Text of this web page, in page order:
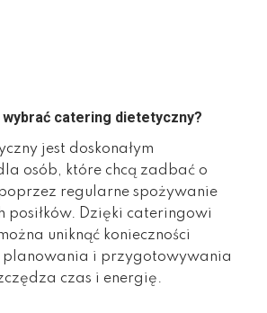
catering dietetyczny?
jest doskonałym
osób, które chcą zadbać o
regularne spożywanie
posiłków. Dzięki cateringowi
uniknąć konieczności
planowania i przygotowywania
czas i energię.